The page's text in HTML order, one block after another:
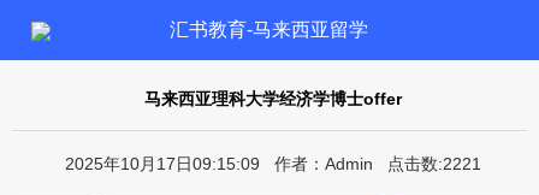
汇书教育-马来西亚留学
马来西亚理科大学经济学博士offer
2025年10月17日09:15:09 作者：Admin 点击数:2221